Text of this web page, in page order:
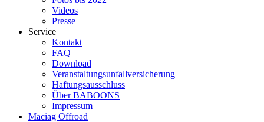
Videos
Presse
Service
Kontakt
FAQ
Download
Veranstaltungsunfallversicherung
Haftungsausschluss
Über BABOONS
Impressum
Maciag Offroad